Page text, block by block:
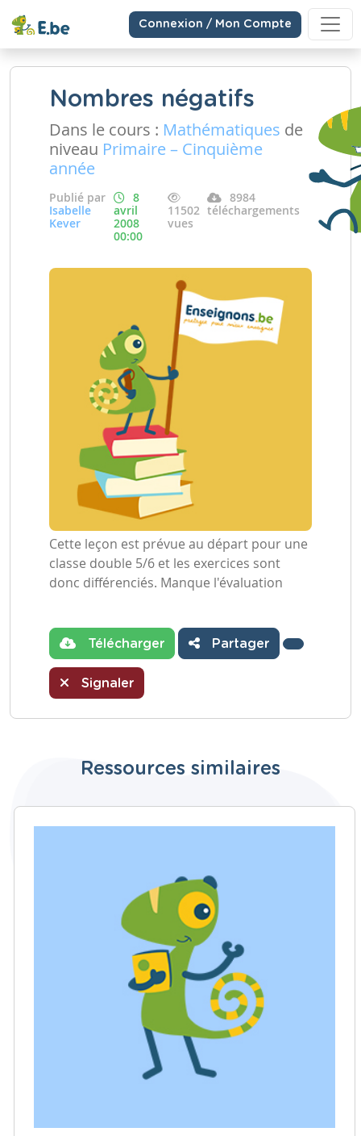
Connexion / Mon Compte
Nombres négatifs
Dans le cours : Mathématiques de
niveau Primaire – Cinquième
année
Publié par
Isabelle
Kever
8
avril
2008
00:00
11502
vues
8984
téléchargements
Cette leçon est prévue au départ pour une
classe double 5/6 et les exercices sont
donc différenciés. Manque l'évaluation
Télécharger Partager
Signaler
Ressources similaires